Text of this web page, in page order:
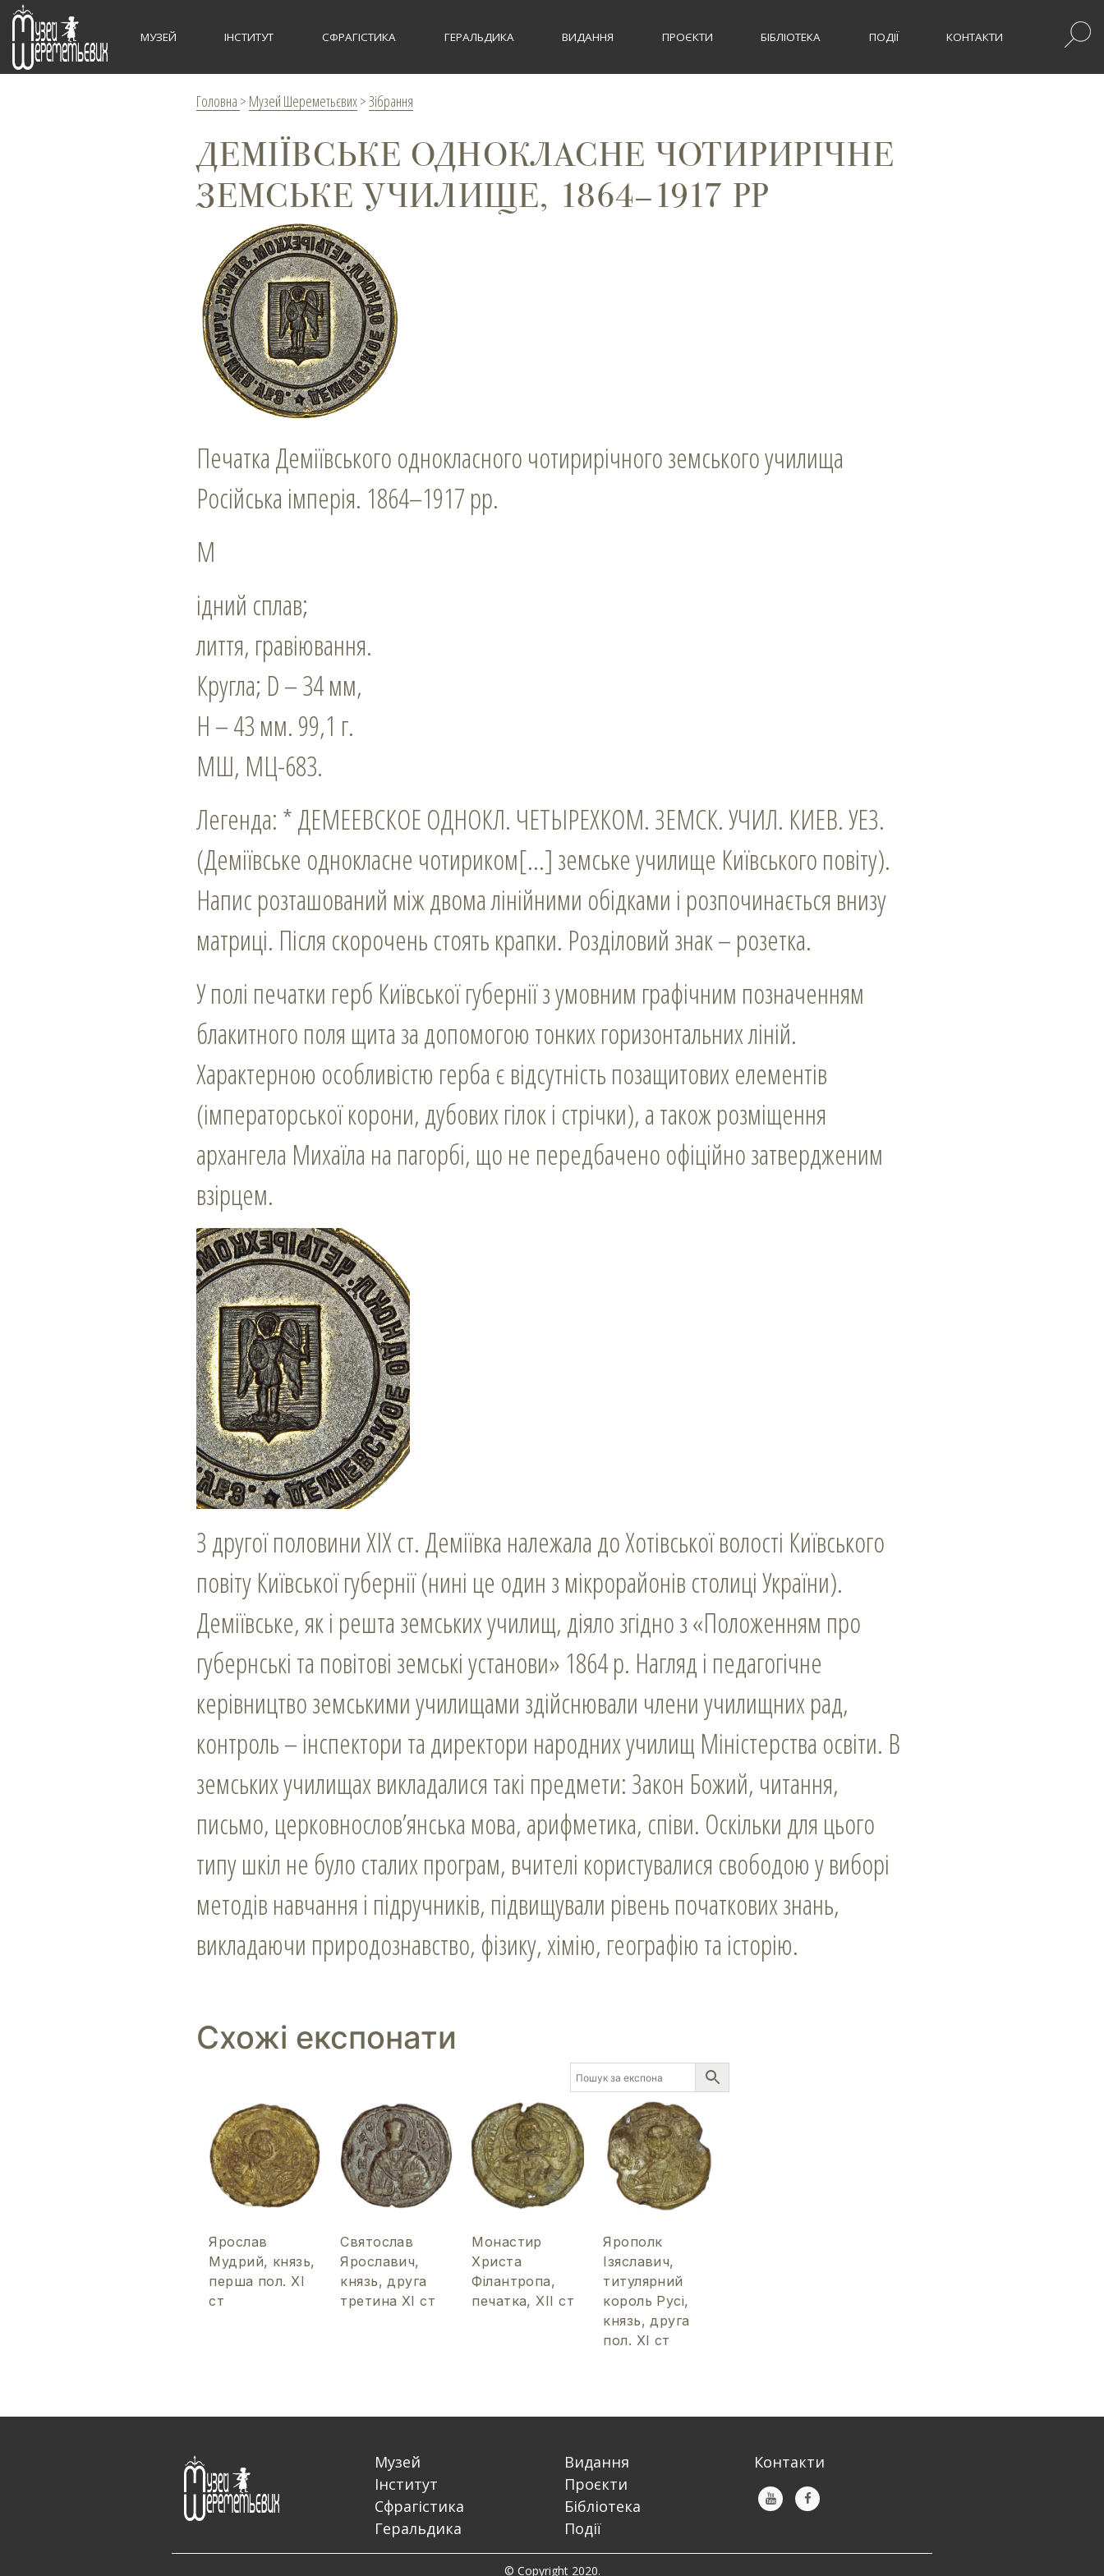
МУЗЕЙ ІНСТИТУТ СФРАГІСТИКА ГЕРАЛЬДИКА ВИДАННЯ ПРОЄКТИ БІБЛІОТЕКА ПОДІЇ КОНТАКТИ
Головна > Музей Шереметьєвих>Зібрання
ДЕМІЇВСЬКЕ ОДНОКЛАСНЕ ЧОТИРИРІЧНЕ
ЗЕМСЬКЕ УЧИЛИЩЕ, 1864–1917 РР
Печатка Деміївського однокласного чотирирічного земського училища
Російська імперія. 1864–1917 рр.
М
ідний сплав;
лиття, гравіювання.
Кругла; D – 34 мм,
Н – 43 мм. 99,1 г.
МШ, МЦ-683.
Легенда: * ДЕМЕЕВСКОЕ ОДНОКЛ. ЧЕТЫРЕХКОМ. ЗЕМСК. УЧИЛ. КИЕВ. УЕЗ.
(Деміївське однокласне чотириком[…] земське училище Київського повіту).
Напис розташований між двома лінійними обідками і розпочинається внизу
матриці. Після скорочень стоять крапки. Розділовий знак – розетка.
У полі печатки герб Київської губернії з умовним графічним позначенням
блакитного поля щита за допомогою тонких горизонтальних ліній.
Характерною особливістю герба є відсутність позащитових елементів
(імператорської корони, дубових гілок і стрічки), а також розміщення
архангела Михаїла на пагорбі, що не передбачено офіційно затвердженим
взірцем.
З другої половини XIX ст. Деміївка належала до Хотівської волості Київського
повіту Київської губернії (нині це один з мікрорайонів столиці України).
Деміївське, як і решта земських училищ, діяло згідно з «Положенням про
губернські та повітові земські установи» 1864 р. Нагляд і педагогічне
керівництво земськими училищами здійснювали члени училищних рад,
контроль – інспектори та директори народних училищ Міністерства освіти. В
земських училищах викладалися такі предмети: Закон Божий, читання,
письмо, церковнослов’янська мова, арифметика, співи. Оскільки для цього
типу шкіл не було сталих програм, вчителі користувалися свободою у виборі
методів навчання і підручників, підвищували рівень початкових знань,
викладаючи природознавство, фізику, хімію, географію та історію.
Схожі експонати
Ярослав
Мудрий, князь,
перша пол. ХІ
ст
Святослав
Ярославич,
князь, друга
третина ХІ ст
Монастир
Христа
Філантропа,
печатка, ХІІ ст
Ярополк
Ізяславич,
титулярний
король Русі,
князь, друга
пол. ХІ ст
Музей
Інститут
Сфрагістика
Геральдика
Видання
Проєкти
Бібліотека
Події
Контакти
© Copyright 2020.